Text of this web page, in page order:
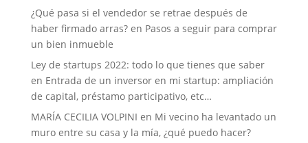
¿Qué pasa si el vendedor se retrae después de
haber firmado arras? en Pasos a seguir para comprar
un bien inmueble
Ley de startups 2022: todo lo que tienes que saber
en Entrada de un inversor en mi startup: ampliación
de capital, préstamo participativo, etc…
MARÍA CECILIA VOLPINI en Mi vecino ha levantado un
muro entre su casa y la mía, ¿qué puedo hacer?